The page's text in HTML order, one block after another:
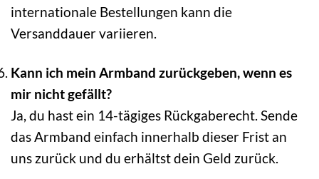
internationale Bestellungen kann die
Versanddauer variieren.
Kann ich mein Armband zurückgeben, wenn es
mir nicht gefällt?
Ja, du hast ein 14-tägiges Rückgaberecht. Sende
das Armband einfach innerhalb dieser Frist an
uns zurück und du erhältst dein Geld zurück.